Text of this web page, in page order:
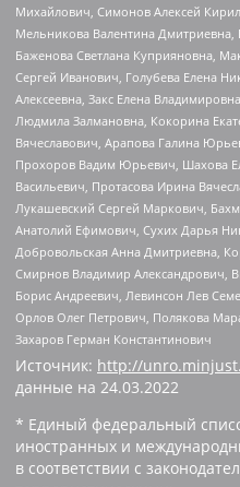
Михайлович, Симонов Алексей
Мельникова Валентина Дмитриевна,
Баженова Светлана Куприяновна,
Сергей Иванович, Голубева Елена
Алексеевна, Закс Елена
Людмила Залмановна, Кокорина
Вячеславович, Арапова Галина
Прохоров Вадим Юрьевич, Шахова
Васильевич, Протасова Ирина
Лукашевский Сергей Маркович,
Анатолий Ефимович, Сухих Дарья
Добровольская Анна Дмитриевна,
Смирнов Владимир Александрович,
Борис Андреевич, Левинсон Лев
Орлов Олег Петрович, Полякова
Захаров Герман Константинович
Источник: http://
данные на 24.03.2022
* Единый федеральный
иностранных и
в соответствии с